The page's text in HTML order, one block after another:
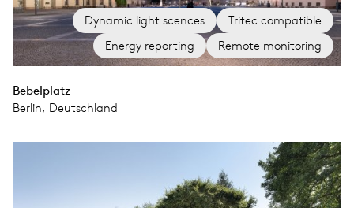
Energy reporting Remote monitoring
Dynamic light scences Tritec compatible
Bebelplatz
Berlin, Deutschland